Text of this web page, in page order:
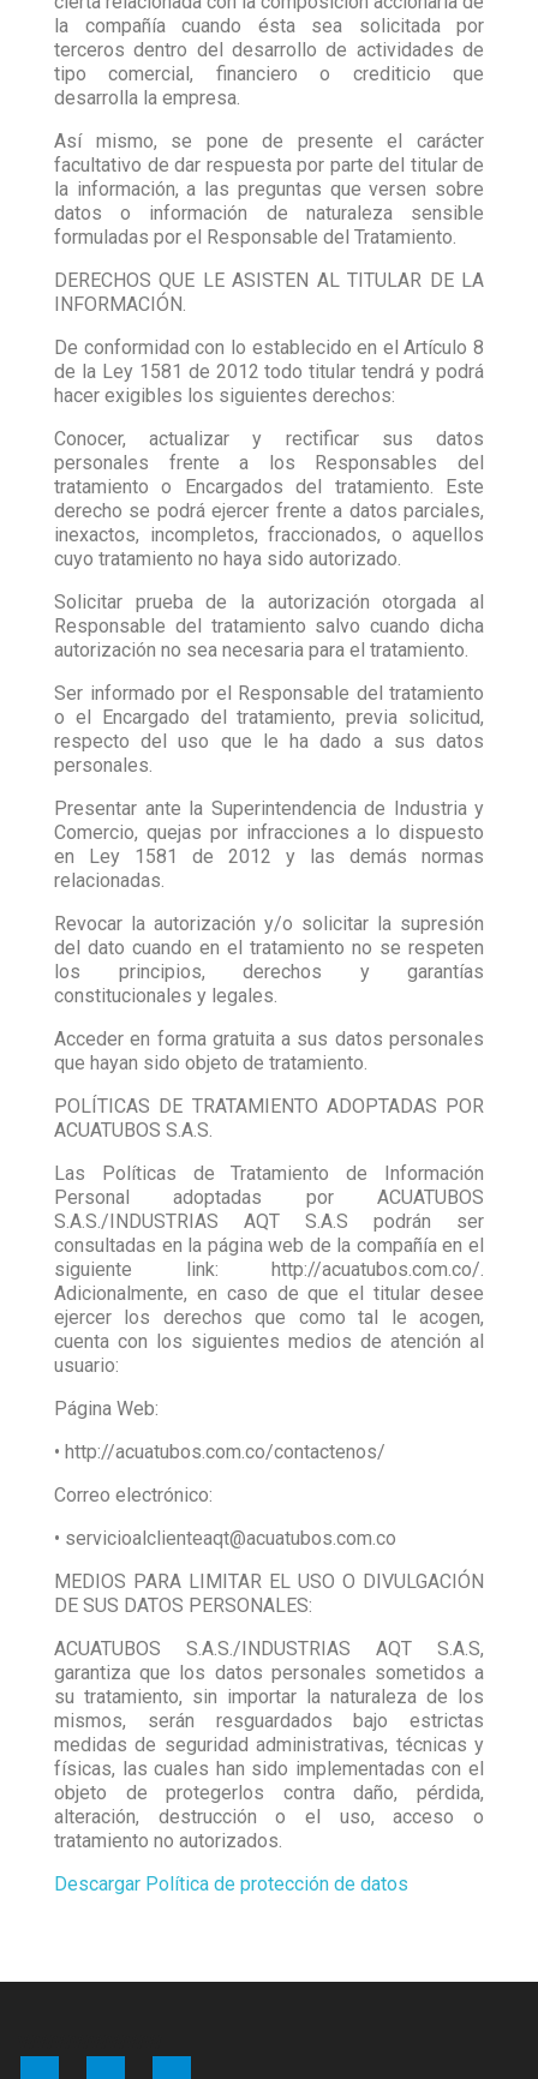
la compañía cuando ésta sea solicitada por
terceros dentro del desarrollo de actividades de
tipo comercial, financiero o crediticio que
desarrolla la empresa.
Así mismo, se pone de presente el carácter
facultativo de dar respuesta por parte del titular de
la información, a las preguntas que versen sobre
datos o información de naturaleza sensible
formuladas por el Responsable del Tratamiento.
DERECHOS QUE LE ASISTEN AL TITULAR DE LA
INFORMACIÓN.
De conformidad con lo establecido en el Artículo 8
de la Ley 1581 de 2012 todo titular tendrá y podrá
hacer exigibles los siguientes derechos:
Conocer, actualizar y rectificar sus datos
personales frente a los Responsables del
tratamiento o Encargados del tratamiento. Este
derecho se podrá ejercer frente a datos parciales,
inexactos, incompletos, fraccionados, o aquellos
cuyo tratamiento no haya sido autorizado.
Solicitar prueba de la autorización otorgada al
Responsable del tratamiento salvo cuando dicha
autorización no sea necesaria para el tratamiento.
Ser informado por el Responsable del tratamiento
o el Encargado del tratamiento, previa solicitud,
respecto del uso que le ha dado a sus datos
personales.
Presentar ante la Superintendencia de Industria y
Comercio, quejas por infracciones a lo dispuesto
en Ley 1581 de 2012 y las demás normas
relacionadas.
Revocar la autorización y/o solicitar la supresión
del dato cuando en el tratamiento no se respeten
los principios, derechos y garantías
constitucionales y legales.
Acceder en forma gratuita a sus datos personales
que hayan sido objeto de tratamiento.
POLÍTICAS DE TRATAMIENTO ADOPTADAS POR
ACUATUBOS S.A.S.
Las Políticas de Tratamiento de Información
Personal adoptadas por ACUATUBOS
S.A.S./INDUSTRIAS AQT S.A.S podrán ser
consultadas en la página web de la compañía en el
siguiente link: http://acuatubos.com.co/.
Adicionalmente, en caso de que el titular desee
ejercer los derechos que como tal le acogen,
cuenta con los siguientes medios de atención al
usuario:
Página Web:
• http://acuatubos.com.co/contactenos/
Correo electrónico:
• servicioalclienteaqt@acuatubos.com.co
MEDIOS PARA LIMITAR EL USO O DIVULGACIÓN
DE SUS DATOS PERSONALES:
ACUATUBOS S.A.S./INDUSTRIAS AQT S.A.S,
garantiza que los datos personales sometidos a
su tratamiento, sin importar la naturaleza de los
mismos, serán resguardados bajo estrictas
medidas de seguridad administrativas, técnicas y
físicas, las cuales han sido implementadas con el
objeto de protegerlos contra daño, pérdida,
alteración, destrucción o el uso, acceso o
tratamiento no autorizados.
Descargar Política de protección de datos